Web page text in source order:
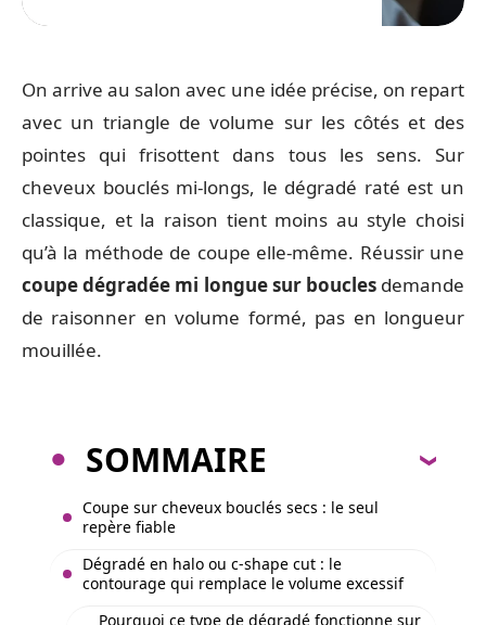
On arrive au salon avec une idée précise, on repart
avec un triangle de volume sur les côtés et des
pointes qui frisottent dans tous les sens. Sur
cheveux bouclés mi-longs, le dégradé raté est un
classique, et la raison tient moins au style choisi
qu’à la méthode de coupe elle-même. Réussir une
coupe dégradée mi longue sur bouclesdemande
de raisonner en volume formé, pas en longueur
mouillée.
SOMMAIRE
Coupe sur cheveux bouclés secs : le seul
repère fiable
Dégradé en halo ou c-shape cut : le
contourage qui remplace le volume excessif
Pourquoi ce type de dégradé fonctionne sur